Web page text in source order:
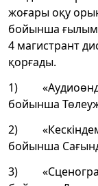
жоғары оқу
бойынша
4 магистрант
қорғады.
1)
бойынша
2)
бойынша
3)